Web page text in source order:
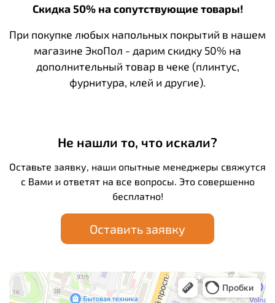
Скидка 50% на сопутствующие товары!
При покупке любых напольных покрытий в нашем
магазине ЭкоПол - дарим скидку 50% на
дополнительный товар в чеке (плинтус,
фурнитура, клей и другие).
Не нашли то, что искали?
Оставьте заявку, наши опытные менеджеры свяжутся
с Вами и ответят на все вопросы. Это совершенно
бесплатно!
Оставить заявку